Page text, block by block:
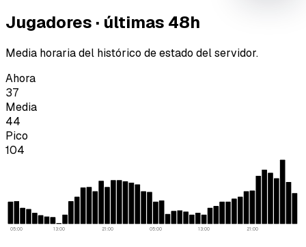
Jugadores · últimas 48h
Media horaria del histórico de estado del servidor.
Ahora
37
Media
44
Pico
104
05:00 13:00 21:00 05:00 13:00 21:00
Tipo de feedback